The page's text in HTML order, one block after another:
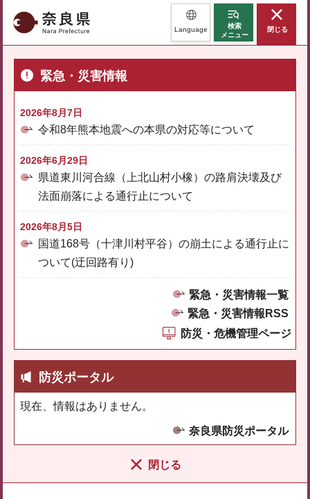
奈良県 Language
検索
メニュー
閉じる
緊急・災害情報
2026年8月7日
令和8年熊本地震への本県の対応等について
2026年6月29日
県道東川河合線（上北山村小橡）の路肩決壊及び
法面崩落による通行止について
2026年8月5日
国道168号（十津川村平谷）の崩土による通行止に
ついて(迂回路有り)
緊急・災害情報一覧
緊急・災害情報RSS
防災・危機管理ページ
防災ポータル
現在、情報はありません。
奈良県防災ポータル
閉じる